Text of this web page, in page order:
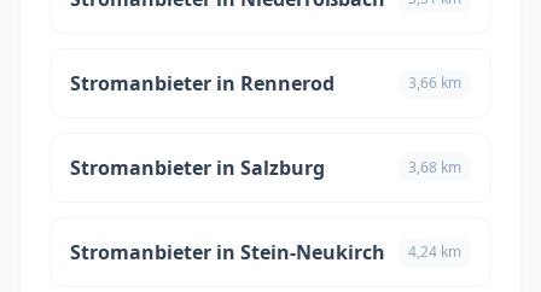
Stromanbieter in Rennerod 3,66 km
Stromanbieter in Salzburg 3,68 km
Stromanbieter in Stein-Neukirch 4,24 km